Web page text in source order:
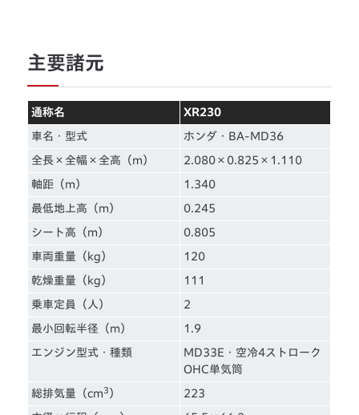
主要諸元
通称名 XR230
車名・型式 ホンダ・BA-MD36
全長×全幅×全高（m） 2.080×0.825×1.110
軸距（m） 1.340
最低地上高（m） 0.245
シート高（m） 0.805
車両重量（kg） 120
乾燥重量（kg） 111
乗車定員（人） 2
最小回転半径（m） 1.9
エンジン型式・種類
MD33E・空冷4ストローク
OHC単気筒
総排気量（cm 3 ） 223